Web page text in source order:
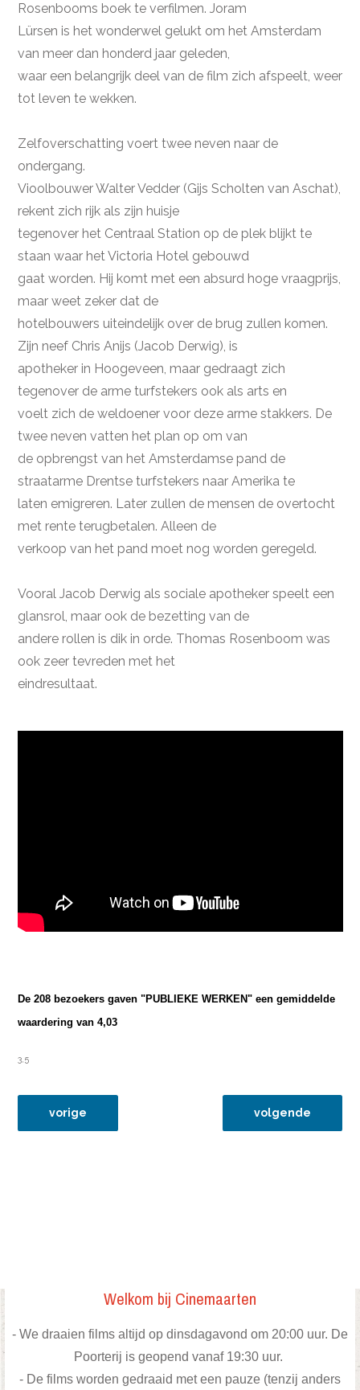
Rosenbooms boek te verfilmen. Joram
Lürsen is het wonderwel gelukt om het Amsterdam
van meer dan honderd jaar geleden,
waar een belangrijk deel van de film zich afspeelt, weer
tot leven te wekken.
Zelfoverschatting voert twee neven naar de
ondergang.
Vioolbouwer Walter Vedder (Gijs Scholten van Aschat),
rekent zich rijk als zijn huisje
tegenover het Centraal Station op de plek blijkt te
staan waar het Victoria Hotel gebouwd
gaat worden. Hij komt met een absurd hoge vraagprijs,
maar weet zeker dat de
hotelbouwers uiteindelijk over de brug zullen komen.
Zijn neef Chris Anijs (Jacob Derwig), is
apotheker in Hoogeveen, maar gedraagt zich
tegenover de arme turfstekers ook als arts en
voelt zich de weldoener voor deze arme stakkers. De
twee neven vatten het plan op om van
de opbrengst van het Amsterdamse pand de
straatarme Drentse turfstekers naar Amerika te
laten emigreren. Later zullen de mensen de overtocht
met rente terugbetalen. Alleen de
verkoop van het pand moet nog worden geregeld.
Vooral Jacob Derwig als sociale apotheker speelt een
glansrol, maar ook de bezetting van de
andere rollen is dik in orde. Thomas Rosenboom was
ook zeer tevreden met het
eindresultaat.
De 208 bezoekers gaven "PUBLIEKE WERKEN" een gemiddelde
waardering van 4,03
3,5
vorig artikel: 8mrt16 suffragette
vorige volgende artikel:
volgende
Welkom bij Cinemaarten
- We draaien films altijd op dinsdagavond om 20:00 uur. De
Poorterij is geopend vanaf 19:30 uur.
- De films worden gedraaid met een pauze (tenzij anders